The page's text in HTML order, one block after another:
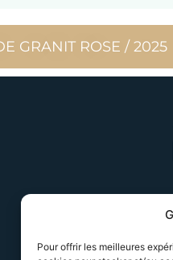
Pour offrir les meilleures
GRANIT ROSE / 2025